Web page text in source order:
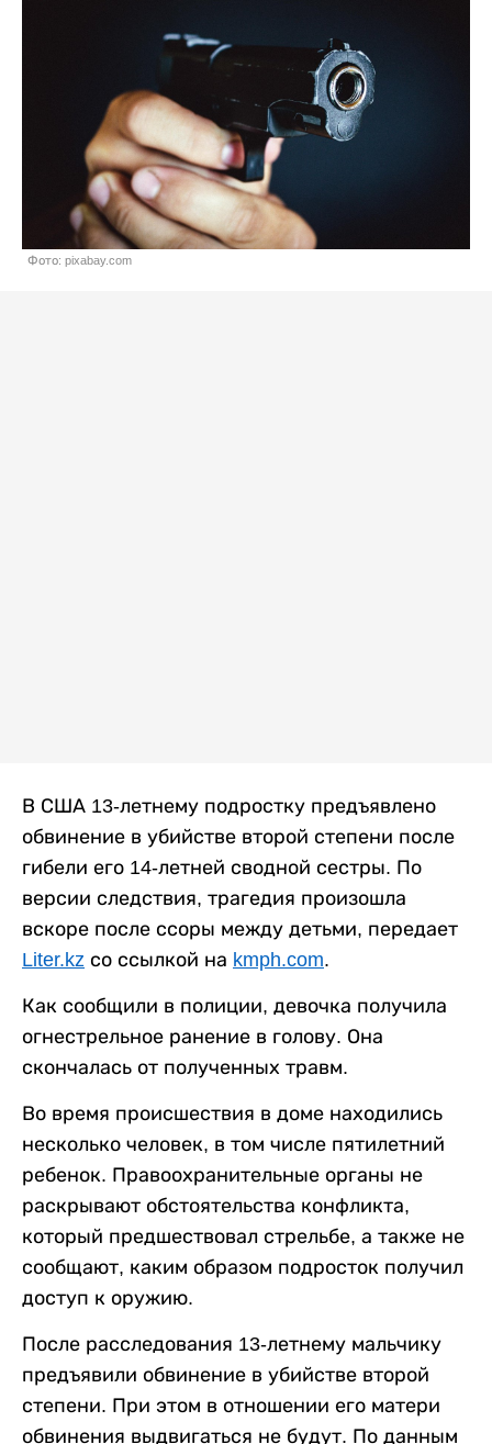
Фото: pixabay.com
В США 13-летнему подростку предъявлено
обвинение в убийстве второй степени после
гибели его 14-летней сводной сестры. По
версии следствия, трагедия произошла
вскоре после ссоры между детьми, передает
Liter.kz со ссылкой на kmph.com.
Как сообщили в полиции, девочка получила
огнестрельное ранение в голову. Она
скончалась от полученных травм.
Во время происшествия в доме находились
несколько человек, в том числе пятилетний
ребенок. Правоохранительные органы не
раскрывают обстоятельства конфликта,
который предшествовал стрельбе, а также не
сообщают, каким образом подросток получил
доступ к оружию.
После расследования 13-летнему мальчику
предъявили обвинение в убийстве второй
степени. При этом в отношении его матери
обвинения выдвигаться не будут. По данным